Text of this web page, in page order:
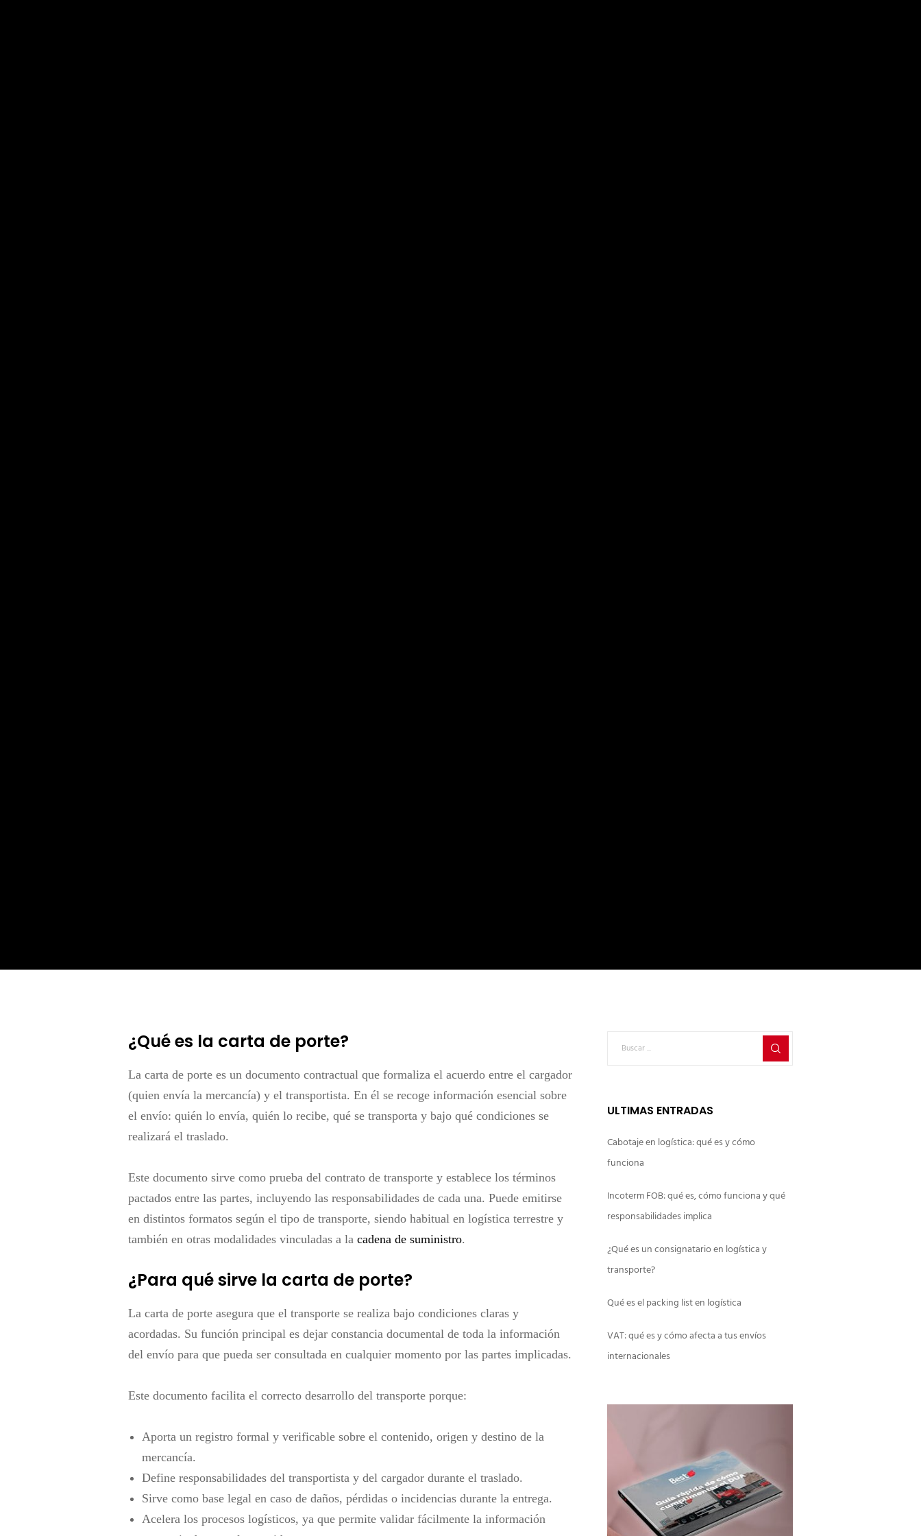
¿Qué es la carta de porte?
La carta de porte es un documento contractual que formaliza el acuerdo entre el cargador
(quien envía la mercancía) y el transportista. En él se recoge información esencial sobre
el envío: quién lo envía, quién lo recibe, qué se transporta y bajo qué condiciones se
realizará el traslado.
Este documento sirve como prueba del contrato de transporte y establece los términos
pactados entre las partes, incluyendo las responsabilidades de cada una. Puede emitirse
en distintos formatos según el tipo de transporte, siendo habitual en logística terrestre y
también en otras modalidades vinculadas a la cadena de suministro.
¿Para qué sirve la carta de porte?
La carta de porte asegura que el transporte se realiza bajo condiciones claras y
acordadas. Su función principal es dejar constancia documental de toda la información
del envío para que pueda ser consultada en cualquier momento por las partes implicadas.
Este documento facilita el correcto desarrollo del transporte porque:
Aporta un registro formal y verificable sobre el contenido, origen y destino de la
mercancía.
Define responsabilidades del transportista y del cargador durante el traslado.
Sirve como base legal en caso de daños, pérdidas o incidencias durante la entrega.
Acelera los procesos logísticos, ya que permite validar fácilmente la información
ULTIMAS ENTRADAS
Cabotaje en logística: qué es y cómo
funciona
Incoterm FOB: qué es, cómo funciona y qué
responsabilidades implica
¿Qué es un consignatario en logística y
transporte?
Qué es el packing list en logística
VAT: qué es y cómo afecta a tus envíos
internacionales